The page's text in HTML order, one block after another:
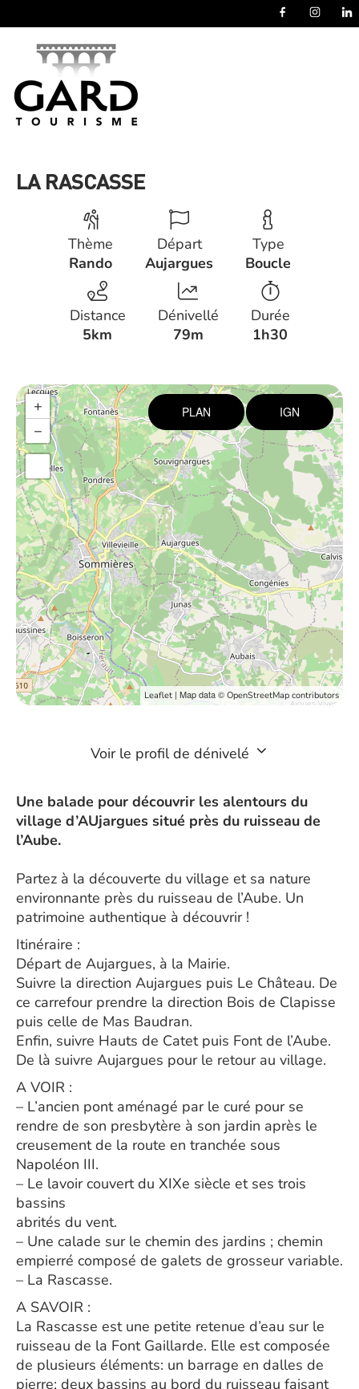
LA RASCASSE
Thème
Rando
Départ
Aujargues
Type
Boucle
Distance
5km
Dénivellé
79m
Durée
1h30
+
−
PLAN IGN
Leaflet | Map data © OpenStreetMap contributors
Voir le profil de dénivelé
Une balade pour découvrir les alentours du
village d’AUjargues situé près du ruisseau de
l’Aube.
Partez à la découverte du village et sa nature
environnante près du ruisseau de l’Aube. Un
patrimoine authentique à découvrir !
Itinéraire :
Départ de Aujargues, à la Mairie.
Suivre la direction Aujargues puis Le Château. De
ce carrefour prendre la direction Bois de Clapisse
puis celle de Mas Baudran.
Enfin, suivre Hauts de Catet puis Font de l’Aube.
De là suivre Aujargues pour le retour au village.
A VOIR :
– L’ancien pont aménagé par le curé pour se
rendre de son presbytère à son jardin après le
creusement de la route en tranchée sous
Napoléon III.
– Le lavoir couvert du XIXe siècle et ses trois
bassins
abrités du vent.
– Une calade sur le chemin des jardins ; chemin
empierré composé de galets de grosseur variable.
– La Rascasse.
A SAVOIR :
La Rascasse est une petite retenue d’eau sur le
ruisseau de la Font Gaillarde. Elle est composée
de plusieurs éléments: un barrage en dalles de
pierre; deux bassins au bord du ruisseau faisant